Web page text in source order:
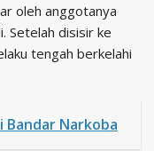
oleh anggotanya
Setelah disisir ke
tengah berkelahi
Bandar Narkoba